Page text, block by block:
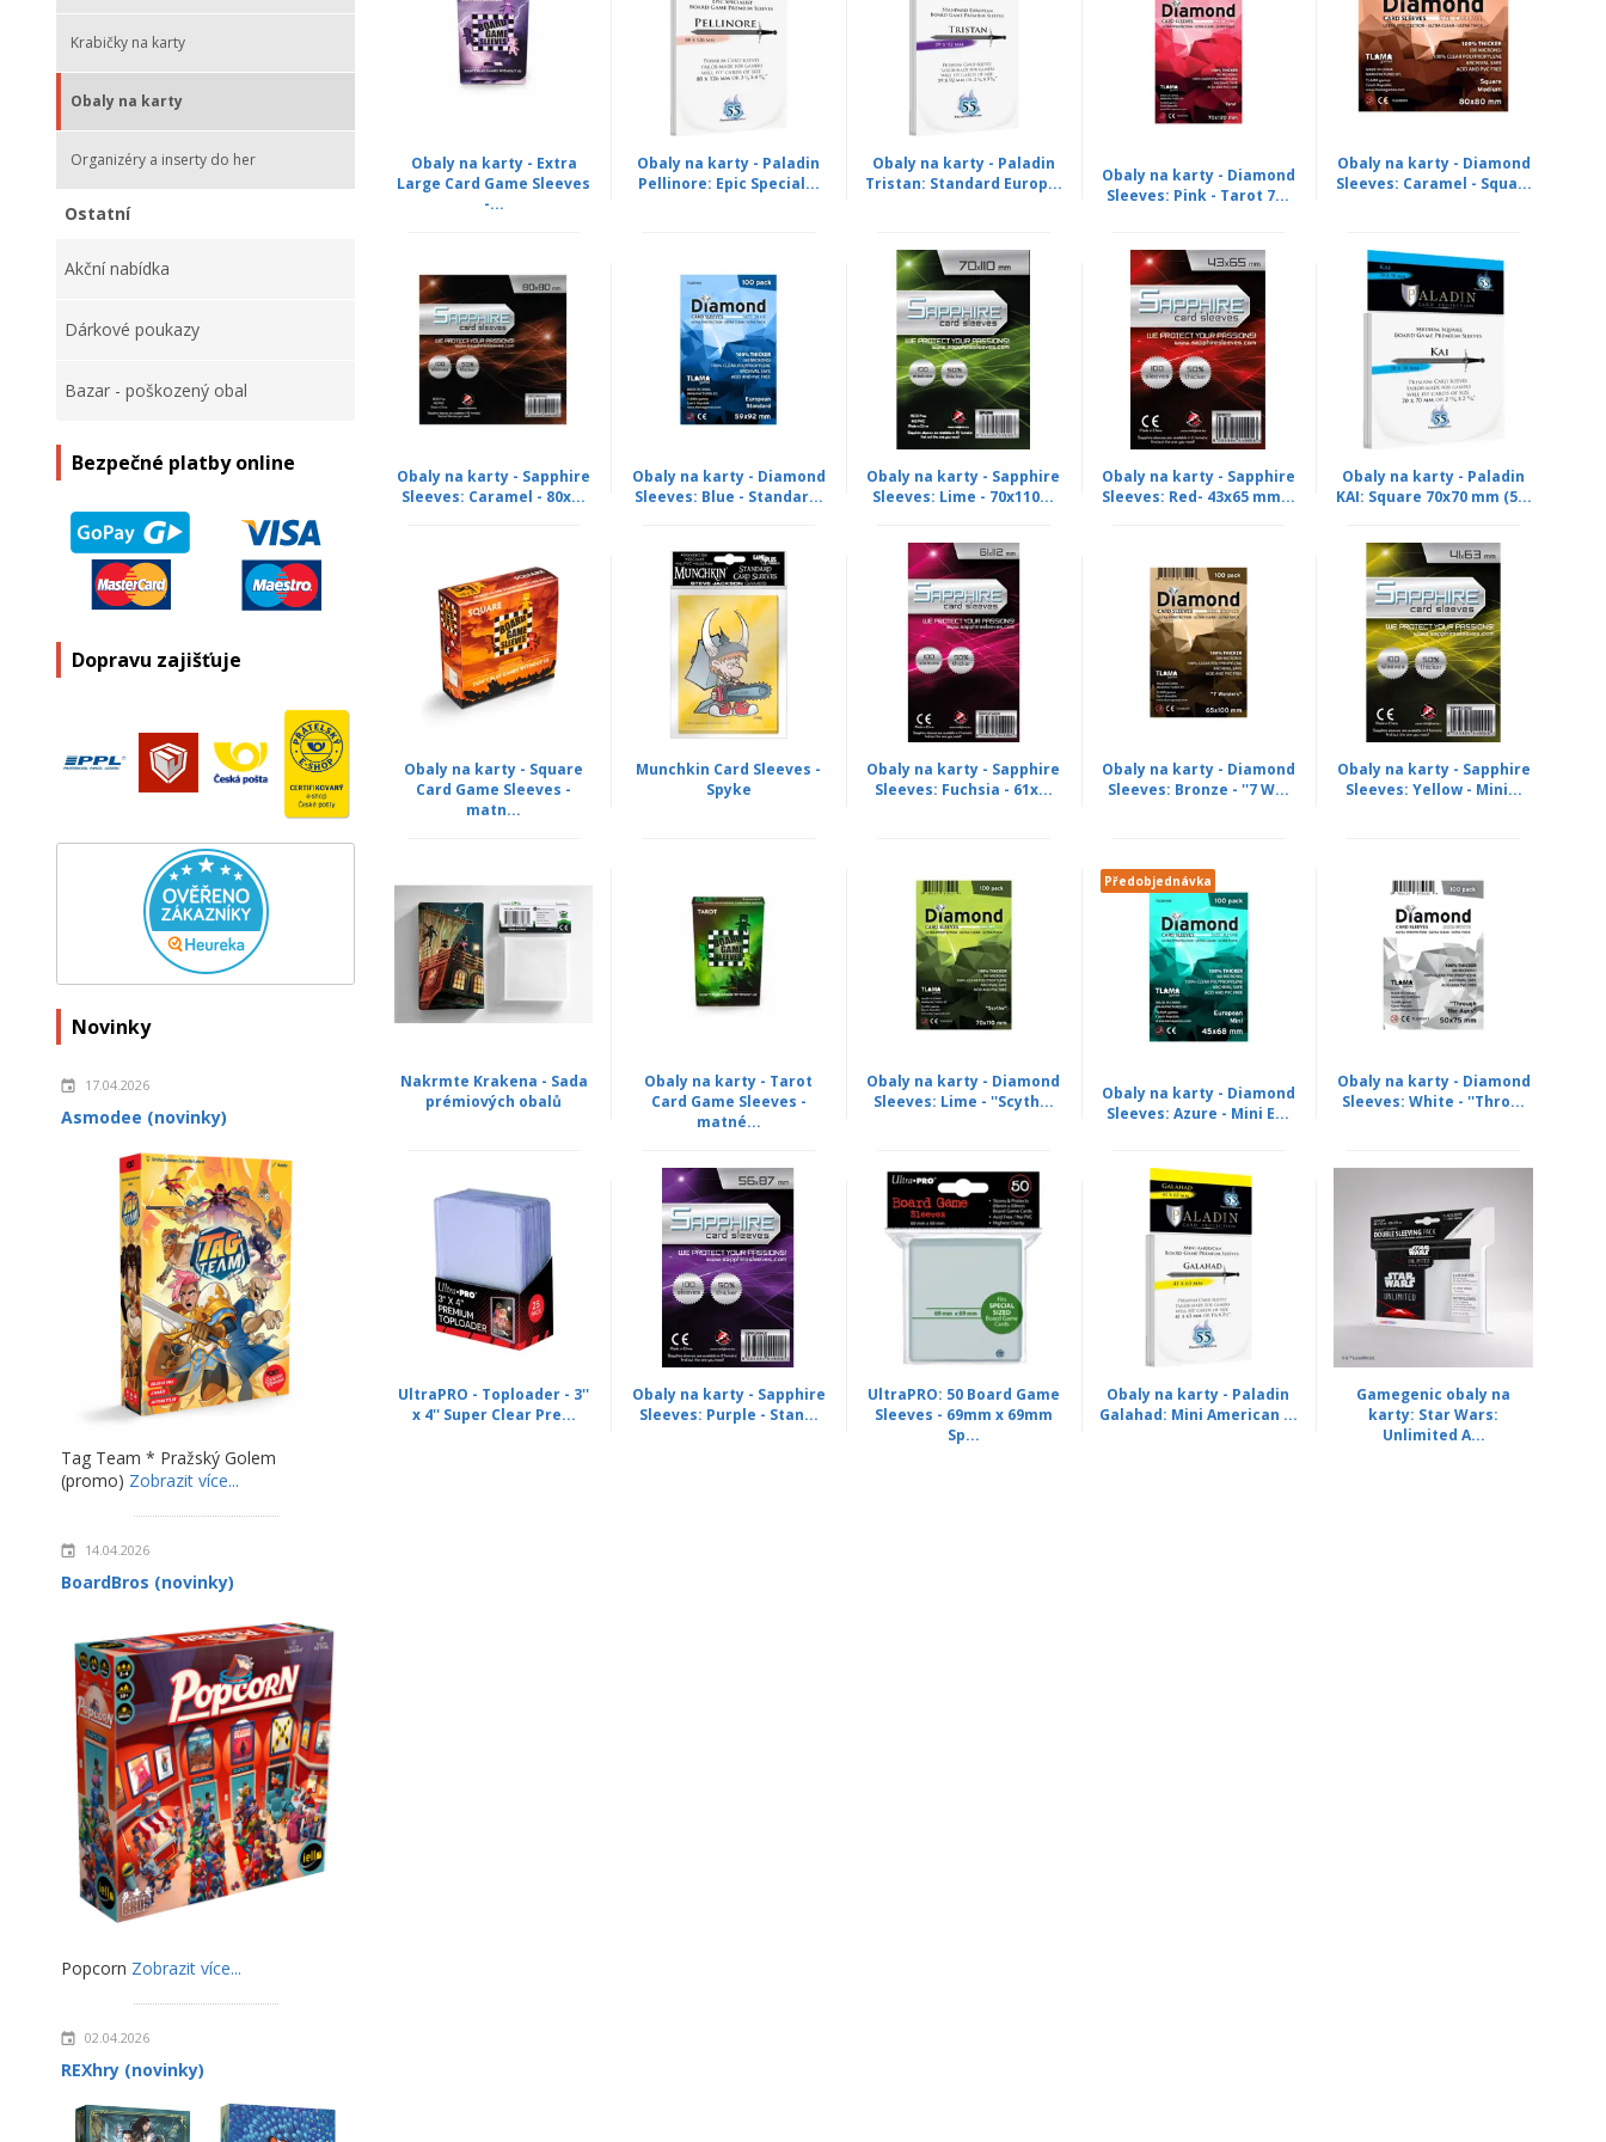
Krabičky na karty
Obaly na karty
Organizéry a inserty do her
Ostatní
Akční nabídka
Dárkové poukazy
Bazar - poškozený obal
Bezpečné platby online
Dopravu zajišťuje
Novinky
17.04.2026
Asmodee (novinky)
Tag Team * Pražský Golem
(promo) Zobrazit více...
14.04.2026
BoardBros (novinky)
Popcorn Zobrazit více...
02.04.2026
REXhry (novinky)
Obaly na karty - Extra
Large Card Game Sleeves
-...
Obaly na karty - Paladin
Pellinore: Epic Special...
Obaly na karty - Paladin
Tristan: Standard Europ...
Obaly na karty - Diamond
Sleeves: Pink - Tarot 7...
Obaly na karty - Diamond
Sleeves: Caramel - Squa...
Obaly na karty - Sapphire
Sleeves: Caramel - 80x...
Obaly na karty - Diamond
Sleeves: Blue - Standar...
Obaly na karty - Sapphire
Sleeves: Lime - 70x110...
Obaly na karty - Sapphire
Sleeves: Red- 43x65 mm...
Obaly na karty - Paladin
KAI: Square 70x70 mm (5...
Obaly na karty - Square
Card Game Sleeves -
matn...
Munchkin Card Sleeves -
Spyke
Obaly na karty - Sapphire
Sleeves: Fuchsia - 61x...
Obaly na karty - Diamond
Sleeves: Bronze - ''7 W...
Obaly na karty - Sapphire
Sleeves: Yellow - Mini...
Nakrmte Krakena - Sada
prémiových obalů
Obaly na karty - Tarot
Card Game Sleeves -
matné...
Obaly na karty - Diamond
Sleeves: Lime - ''Scyth...
Předobjednávka
Obaly na karty - Diamond
Sleeves: Azure - Mini E...
Obaly na karty - Diamond
Sleeves: White - ''Thro...
UltraPRO - Toploader - 3''
x 4'' Super Clear Pre...
Obaly na karty - Sapphire
Sleeves: Purple - Stan...
UltraPRO: 50 Board Game
Sleeves - 69mm x 69mm
Sp...
Obaly na karty - Paladin
Galahad: Mini American ...
Gamegenic obaly na
karty: Star Wars:
Unlimited A...